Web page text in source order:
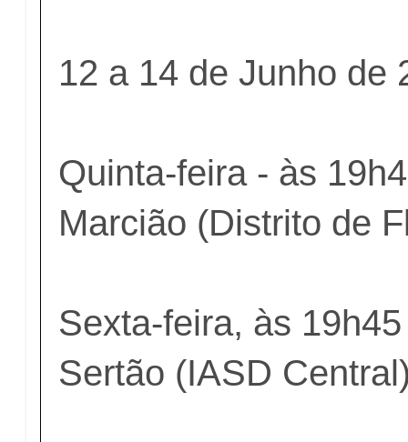
12 a 14 de Junho de
Quinta-feira - às
Marcião (Distrito de
Sexta-feira, às
Sertão (IASD